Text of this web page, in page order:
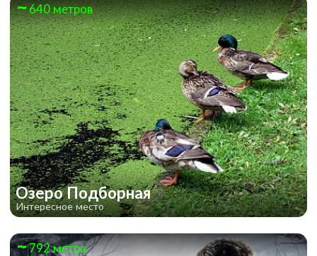
640 метров
Озеро Подборная
Интересное место
792 метра